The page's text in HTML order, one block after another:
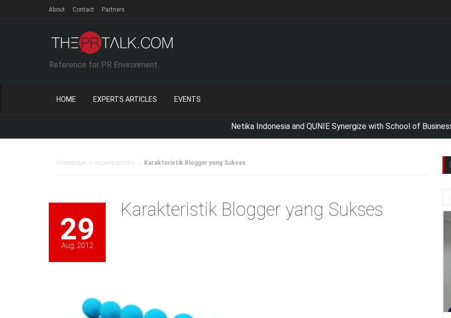
About Contact Partners
Reference for PR Environment
HOME EXPERTS ARTICLES EVENTS
Netika Indonesia and QUNIE Synergize with School of Business and
Homepage experts articles Karakteristik Blogger yang Sukses
29
Aug, 2012
Karakteristik Blogger yang Sukses